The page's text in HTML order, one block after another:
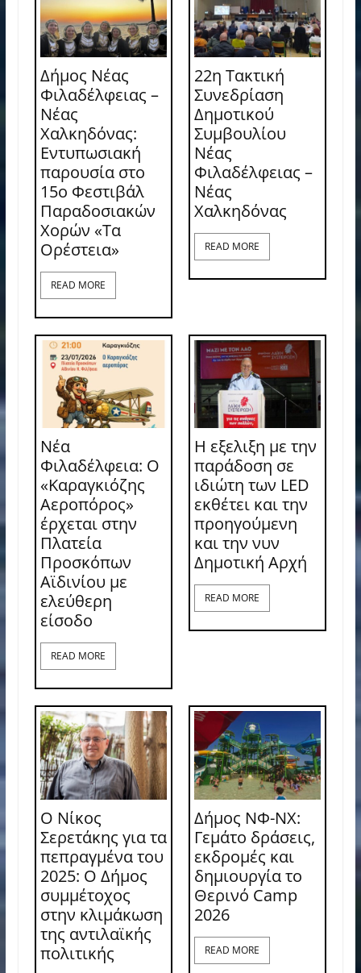
Δήμος Νέας
Φιλαδέλφειας –
Νέας
Χαλκηδόνας:
Εντυπωσιακή
παρουσία στο
15ο Φεστιβάλ
Παραδοσιακών
Χορών «Τα
Ορέστεια»
READ MORE
22η Τακτική
Συνεδρίαση
Δημοτικού
Συμβουλίου
Νέας
Φιλαδέλφειας –
Νέας
Χαλκηδόνας
READ MORE
Νέα
Φιλαδέλφεια: Ο
«Καραγκιόζης
Αεροπόρος»
έρχεται στην
Πλατεία
Προσκόπων
Αϊδινίου με
ελεύθερη
είσοδο
READ MORE
Η εξελιξη με την
παράδοση σε
ιδιώτη των LED
εκθέτει και την
προηγούμενη
και την νυν
Δημοτική Αρχή
READ MORE
Ο Νίκος
Σερετάκης για τα
πεπραγμένα του
2025: Ο Δήμος
συμμέτοχος
στην κλιμάκωση
της αντιλαϊκής
πολιτικής
Δήμος ΝΦ-ΝΧ:
Γεμάτο δράσεις,
εκδρομές και
δημιουργία το
Θερινό Camp
2026
READ MORE